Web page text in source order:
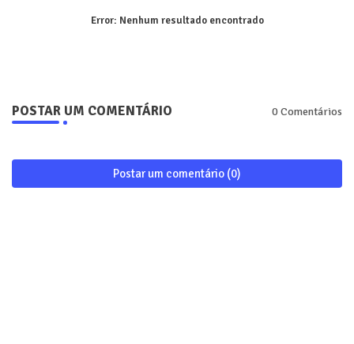
Error: Nenhum resultado encontrado
POSTAR UM COMENTÁRIO 0 Comentários
Postar um comentário (0)